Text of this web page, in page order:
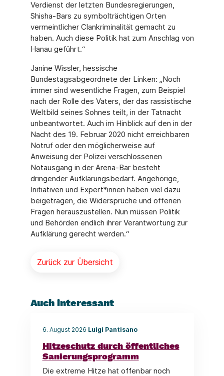
Verdienst der letzten Bundesregierungen,
Shisha-Bars zu symbolträchtigen Orten
vermeintlicher Clankriminalität gemacht zu
haben. Auch diese Politik hat zum Anschlag von
Hanau geführt.“
Janine Wissler, hessische
Bundestagsabgeordnete der Linken: „Noch
immer sind wesentliche Fragen, zum Beispiel
nach der Rolle des Vaters, der das rassistische
Weltbild seines Sohnes teilt, in der Tatnacht
unbeantwortet. Auch im Hinblick auf den in der
Nacht des 19. Februar 2020 nicht erreichbaren
Notruf oder den möglicherweise auf
Anweisung der Polizei verschlossenen
Notausgang in der Arena-Bar besteht
dringender Aufklärungsbedarf. Angehörige,
Initiativen und Expert*innen haben viel dazu
beigetragen, die Widersprüche und offenen
Fragen herauszustellen. Nun müssen Politik
und Behörden endlich ihrer Verantwortung zur
Aufklärung gerecht werden.“
Zurück zur Übersicht
Auch interessant
6. August 2026 Luigi Pantisano
Hitzeschutz durch öffentliches
Sanierungsprogramm
Die extreme Hitze hat offenbar noch